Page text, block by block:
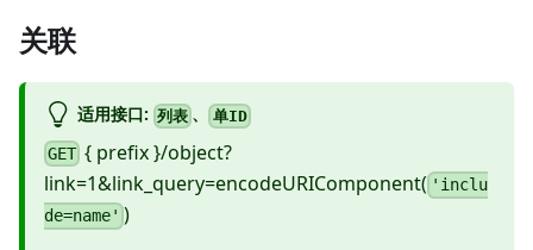
关联
适用接口: 列表 、 单ID
GET { prefix }/object?
link=1&link_query=encodeURIComponent( 'inclu
de=name' )